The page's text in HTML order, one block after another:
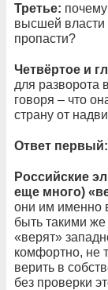
Третье:
высшей власти
пропасти?
Четвёртое и
для разворота
говоря – что
страну от
Ответ первый:
Российские
еще много)
они им именно
быть такими
«верят»
комфортно, не
верить в
без проверки